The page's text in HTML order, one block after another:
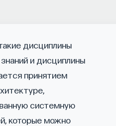
дисциплины
и дисциплины
принятием
системную
которые можно
мы спим: какие циклы
чтобы за ночь наши